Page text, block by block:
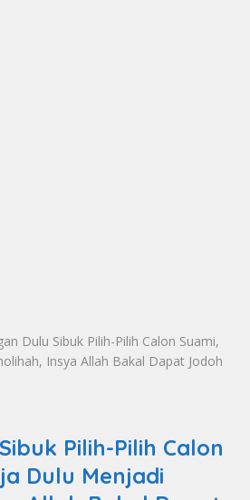
Dulu Sibuk Pilih-Pilih Calon Suami,
Insya Allah Bakal Dapat Jodoh
Pilih-Pilih Calon
Dulu Menjadi